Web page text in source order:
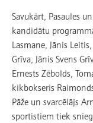
Savukārt, Pasaules
kandidātu
Lasmane, Jānis
Grīva, Jānis Svens
Ernests Zēbolds,
kikbokseris
Pāže un svarcēlājs
sportistiem tiek